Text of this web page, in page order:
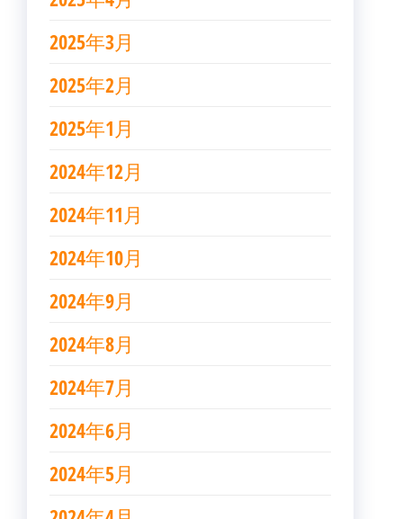
2025年3月
2025年2月
2025年1月
2024年12月
2024年11月
2024年10月
2024年9月
2024年8月
2024年7月
2024年6月
2024年5月